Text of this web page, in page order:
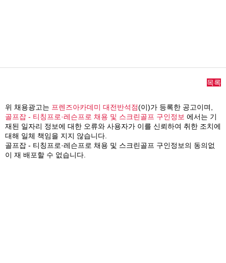
목록
위 채용광고는 프렌즈아카데미 대전반석점(이)가 등록한 공고이며,
골프잡 - 티칭프로·레슨프로 채용 및 스크린골프 구인정보 에서는 기
재된 일자리 정보에 대한 오류와 사용자가 이를 신뢰하여 취한 조치에
대해 일체 책임을 지지 않습니다.
골프잡 - 티칭프로·레슨프로 채용 및 스크린골프 구인정보의 동의없
이 재 배포할 수 없습니다.